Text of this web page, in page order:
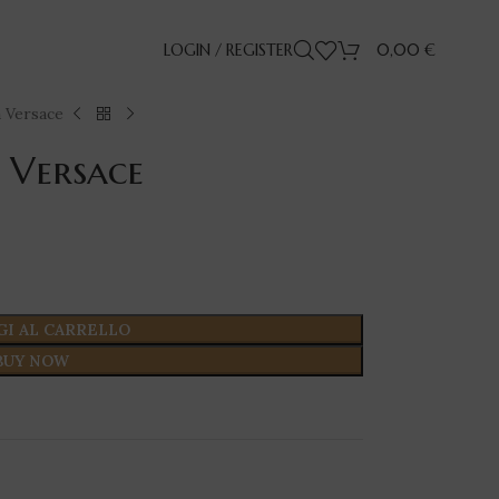
LOGIN / REGISTER 0,00 €
AL CARRELLO
NOW